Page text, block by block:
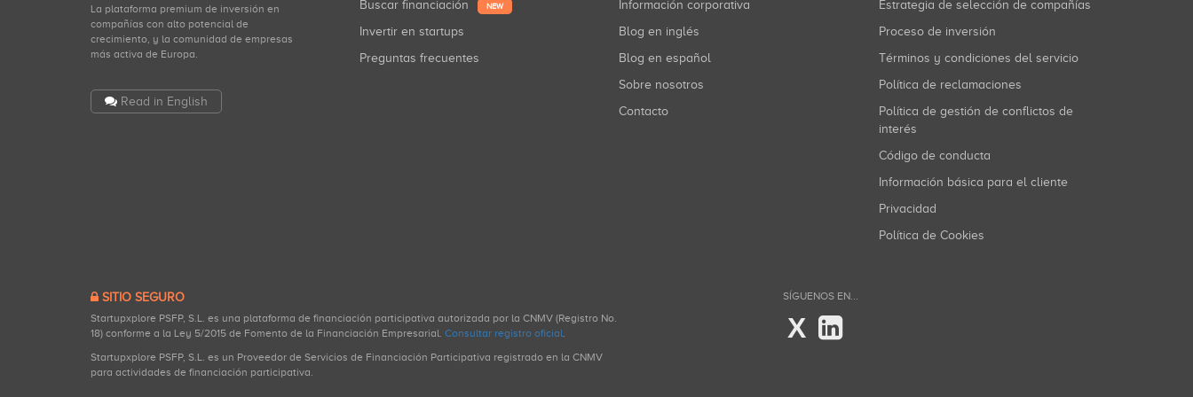
La plataforma premium de inversión en
compañías con alto potencial de
crecimiento, y la comunidad de empresas
más activa de Europa.
Read in English
Buscar financiación NEW
Invertir en startups
Preguntas frecuentes
Información corporativa
Blog en inglés
Blog en español
Sobre nosotros
Contacto
Estrategia de selección de compañías
Proceso de inversión
Términos y condiciones del servicio
Política de reclamaciones
Política de gestión de conflictos de
interés
Código de conducta
Información básica para el cliente
Privacidad
Política de Cookies
SITIO SEGURO
Startupxplore PSFP, S.L. es una plataforma de financiación participativa autorizada por la CNMV (Registro No.
18) conforme a la Ley 5/2015 de Fomento de la Financiación Empresarial. Consultar registro oficial.
Startupxplore PSFP, S.L. es un Proveedor de Servicios de Financiación Participativa registrado en la CNMV
para actividades de financiación participativa.
SÍGUENOS EN...
X